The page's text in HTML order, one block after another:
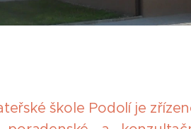
škole Podolí je